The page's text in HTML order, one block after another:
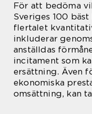
För att bedöma
Sveriges 100
flertalet
inkluderar
anställdas
incitament som
ersättning. Även
ekonomiska
omsättning, kan